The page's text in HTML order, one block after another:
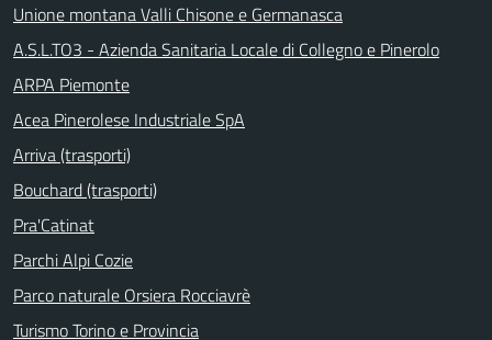
Unione montana Valli Chisone e Germanasca
A.S.L.TO3 - Azienda Sanitaria Locale di Collegno e Pinerolo
ARPA Piemonte
Acea Pinerolese Industriale SpA
Arriva (trasporti)
Bouchard (trasporti)
Pra'Catinat
Parchi Alpi Cozie
Parco naturale Orsiera Rocciavrè
Turismo Torino e Provincia